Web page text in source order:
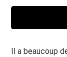
Il a beaucoup